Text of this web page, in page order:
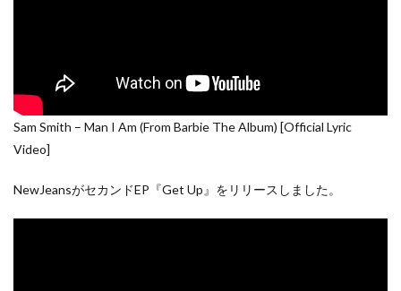
Sam Smith – Man I Am (From Barbie The Album) [Official Lyric
Video]
NewJeansがセカンドEP『Get Up』をリリースしました。